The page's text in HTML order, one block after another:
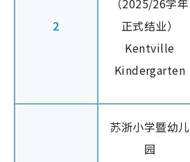
2
（2025/26学年
正式结业）
Kentville
Kindergarten
苏浙小学暨幼儿
园